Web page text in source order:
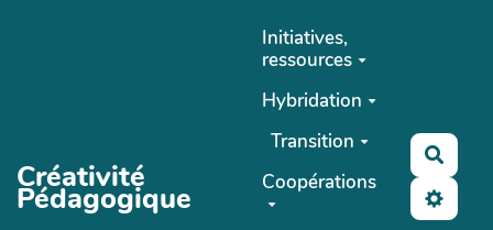
Créativité
Pédagogique
Initiatives,
ressources
Hybridation
Transition
Coopérations